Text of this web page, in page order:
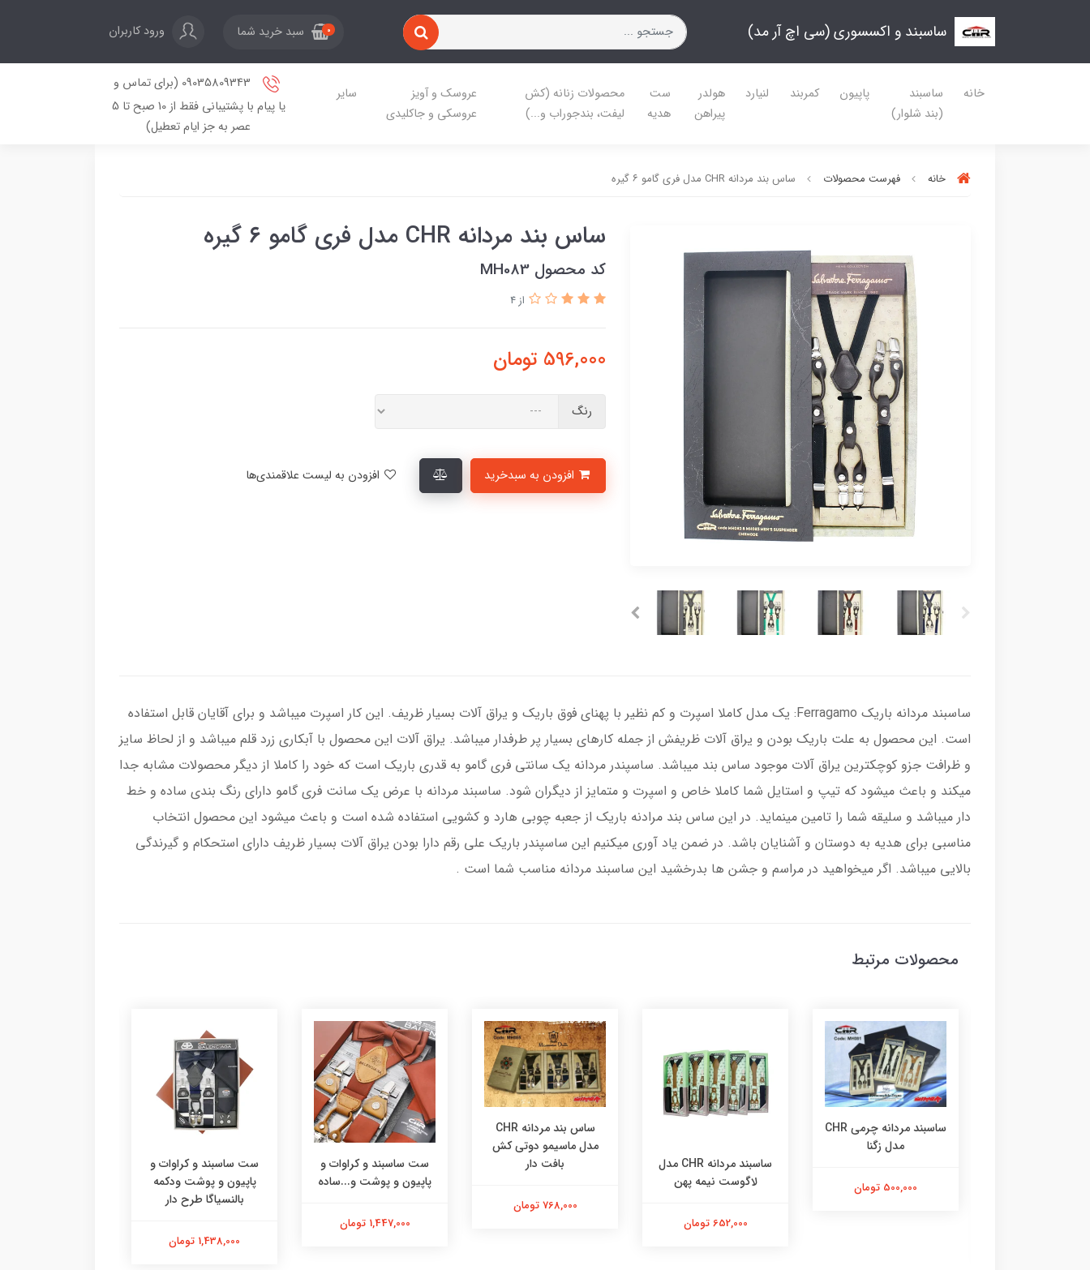
ساسبند و اکسسوری (سی اچ آر مد) 0 سبد خرید شما ورود کاربران
خانه
ساسبند
(بند شلوار)
پاپیون کمربند لنیارد
هولدر
پیراهن
ست
هدیه
محصولات زنانه (کش
لیفت، بندجوراب و...)
عروسک و آویز
عروسکی و جاکلیدی
سایر
09035809343 (برای تماس و
یا پیام با پشتیبانی فقط از 10 صبح تا 5
عصر به جز ایام تعطیل)
خانه فهرست محصولات ساس بند مردانه CHR مدل فری گامو ۶ گیره
ساس بند مردانه CHR مدل فری گامو ۶ گیره
کد محصول MH083
از 4
596,000 تومان
رنگ
ساسبند مردانه باریک Ferragamo: یک مدل کاملا اسپرت و کم نظیر با پهنای فوق باریک و یراق آلات بسیار ظریف. این کار اسپرت میباشد و برای آقایان قابل استفاده
است. این محصول به علت باریک بودن و یراق آلات ظریفش از جمله کارهای بسیار پر طرفدار میباشد. یراق آلات این محصول با آبکاری زرد قلم میباشد و از لحاظ سایز
و ظرافت جزو کوچکترین یراق آلات موجود ساس بند میباشد. ساسپندر مردانه یک سانتی فری گامو به قدری باریک است که خود را کاملا از دیگر محصولات مشابه جدا
میکند و باعث میشود که تیپ و استایل شما کاملا خاص و اسپرت و متمایز از دیگران شود. ساسبند مردانه با عرض یک سانت فری گامو دارای رنگ بندی ساده و خط
دار میباشد و سلیقه شما را تامین مینماید. در این ساس بند مرادنه باریک از جعبه چوبی هارد و کشویی استفاده شده است و باعث میشود این محصول انتخاب
مناسبی برای هدیه به دوستان و آشنایان باشد. در ضمن یاد آوری میکنیم این ساسپندر باریک علی رقم دارا بودن یراق آلات بسیار ظریف دارای استحکام و گیرندگی
بالایی میباشد. اگر میخواهید در مراسم و جشن ها بدرخشید این ساسبند مردانه مناسب شما است .
محصولات مرتبط
ساسبند مردانه چرمی CHR
مدل زگنا
500,000 تومان
ساسبند مردانه CHR مدل
لاگوست نیمه پهن
652,000 تومان
ساس بند مردانه CHR
مدل ماسیمو دوتی کش
بافت دار
768,000 تومان
ست ساسبند و کراوات و
پاپیون و پوشت و...ساده
1,447,000 تومان
ست ساسبند و کراوات و
پاپیون و پوشت ودکمه
بالنسیاگا طرح دار
1,438,000 تومان